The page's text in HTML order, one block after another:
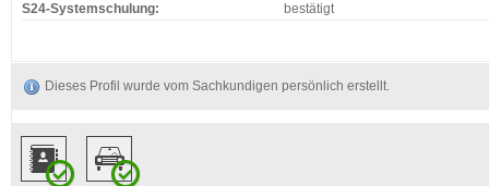
S24-Systemschulung: bestätigt
Dieses Profil wurde vom Sachkundigen persönlich erstellt.